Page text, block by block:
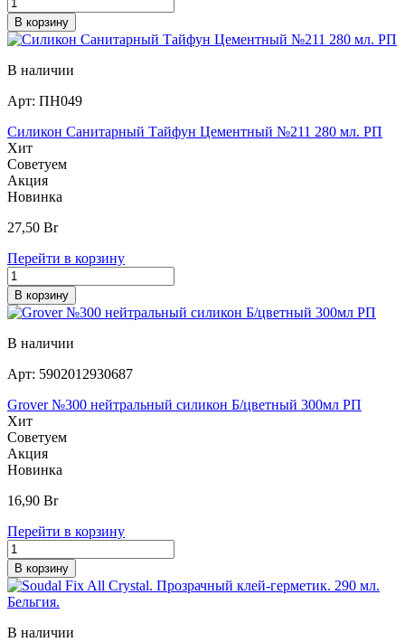
В корзину
В наличии
Арт: ПН049
Силикон Санитарный Тайфун Цементный №211 280 мл. РП
Хит
Советуем
Акция
Новинка
27,50 Br
Перейти в корзину
В корзину
В наличии
Арт: 5902012930687
Grover №300 нейтральный силикон Б/цветный 300мл РП
Хит
Советуем
Акция
Новинка
16,90 Br
Перейти в корзину
В корзину
В наличии